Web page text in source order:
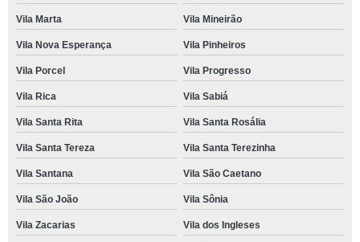
Vila Marta Vila Mineirão
Vila Nova Esperança Vila Pinheiros
Vila Porcel Vila Progresso
Vila Rica Vila Sabiá
Vila Santa Rita Vila Santa Rosália
Vila Santa Tereza Vila Santa Terezinha
Vila Santana Vila São Caetano
Vila São João Vila Sônia
Vila Zacarias Vila dos Ingleses